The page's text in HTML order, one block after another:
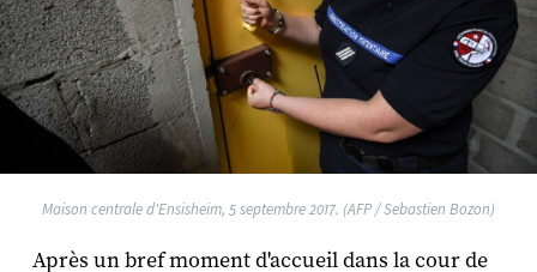
Maison centrale d'Ensisheim, 5 septembre 2017. (AFP / Sebastien Bozon)
Après un bref moment d'accueil dans la cour de